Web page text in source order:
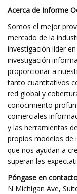
Acerca de Informe
Somos el mejor
mercado de la
investigación líder
investigación
proporcionar a
tanto cuantitativos
red global y
conocimiento
comerciales
y las herramientas
propios modelos de
que nos ayudan a
superan las
Póngase en
N Michigan Ave,